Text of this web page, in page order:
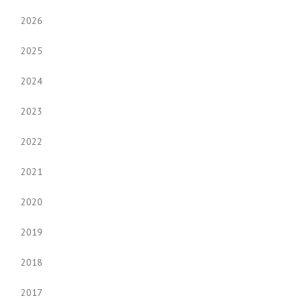
2026
2025
2024
2023
2022
2021
2020
2019
2018
2017